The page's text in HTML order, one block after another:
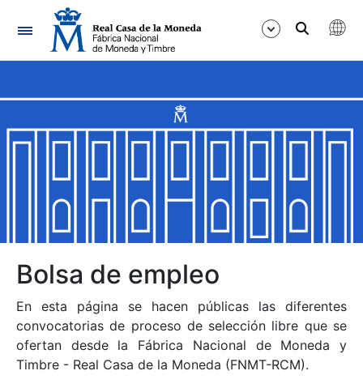
Navegación
Mostrar/Ocultar
Mostrar/Ocultar
Mostrar/Ocultar
Mostrar/Ocultar
Bolsa de empleo
En esta página se hacen públicas las diferentes
convocatorias de proceso de selección libre que se
ofertan desde la Fábrica Nacional de Moneda y
Timbre - Real Casa de la Moneda (FNMT-RCM).